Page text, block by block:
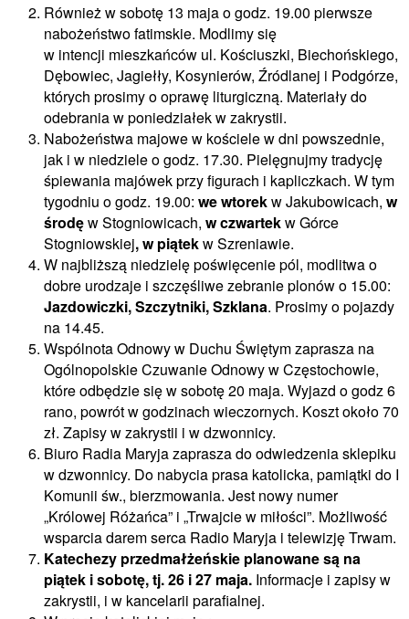
Również w sobotę 13 maja o godz. 19.00 pierwsze
nabożeństwo fatimskie. Modlimy się
w intencji mieszkańców ul. Kościuszki, Biechońskiego,
Dębowiec, Jagiełły, Kosynierów, Źródlanej i Podgórze,
których prosimy o oprawę liturgiczną. Materiały do
odebrania w poniedziałek w zakrystii.
Nabożeństwa majowe w kościele w dni powszednie,
jak i w niedziele o godz. 17.30. Pielęgnujmy tradycję
śpiewania majówek przy figurach i kapliczkach. W tym
tygodniu o godz. 19.00: we wtorekw Jakubowicach, w
środęw Stogniowicach, w czwartekw Górce
Stogniowskiej, w piątekw Szreniawie.
W najbliższą niedzielę poświęcenie pól, modlitwa o
dobre urodzaje i szczęśliwe zebranie plonów o 15.00:
Jazdowiczki, Szczytniki, Szklana. Prosimy o pojazdy
na 14.45.
Wspólnota Odnowy w Duchu Świętym zaprasza na
Ogólnopolskie Czuwanie Odnowy w Częstochowie,
które odbędzie się w sobotę 20 maja. Wyjazd o godz 6
rano, powrót w godzinach wieczornych. Koszt około 70
zł. Zapisy w zakrystii i w dzwonnicy.
Biuro Radia Maryja zaprasza do odwiedzenia sklepiku
w dzwonnicy. Do nabycia prasa katolicka, pamiątki do I
Komunii św., bierzmowania. Jest nowy numer
„Królowej Różańca” i „Trwajcie w miłości”. Możliwość
wsparcia darem serca Radio Maryja i telewizję Trwam.
Katechezy przedmałżeńskie planowane są na
piątek i sobotę, tj. 26 i 27 maja. Informacje i zapisy w
zakrystii, i w kancelarii parafialnej.